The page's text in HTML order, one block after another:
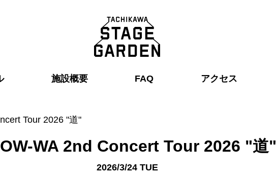
施設概要 FAQ アクセス
Tour 2026 "道"
WA 2nd Concert Tour 2026 "道"
2026/3/24 TUE